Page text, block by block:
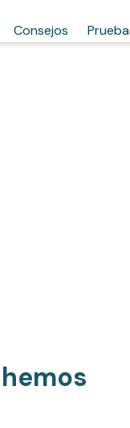
Consejos